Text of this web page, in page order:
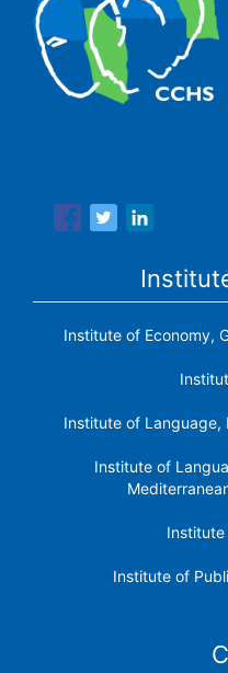
Institute of Economy,
Institute of
Institute of
Institute of